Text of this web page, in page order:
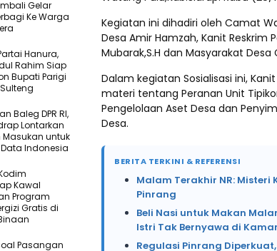
Kegiatan ini dihadiri oleh Camat
Desa Amir Hamzah, Kanit Reskrim
Mubarak,S.H dan Masyarakat
Dalam kegiatan Sosialisasi ini,
materi tentang Peranan Unit
Pengelolaan Aset Desa dan
Desa.
BERITA TERKINI & REFERENSI
Malam Terakhir NR: Misteri
Pinrang
Beli Nasi untuk Makan
Istri Tak Bernyawa di
Regulasi Pinrang
Gelar
Ke Warga
Hanura,
Rahim Siap
Bupati Parigi
Baleg DPR RI,
Lontarkan
untuk
Data Indonesia
Kawal
Program
Gratis di
Pasangan